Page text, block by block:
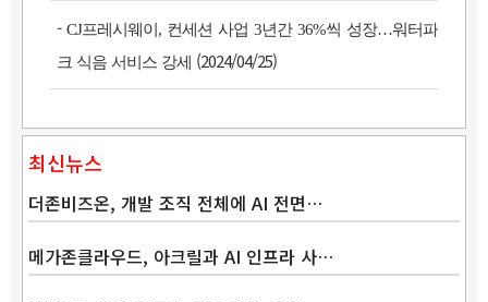
- CJ프레시웨이, 컨세션 사업 3년간 36%씩 성장…워터파
크 식음 서비스 강세 (2024/04/25)
최신뉴스
더존비즈온, 개발 조직 전체에 AI 전면…
메가존클라우드, 아크릴과 AI 인프라 사…